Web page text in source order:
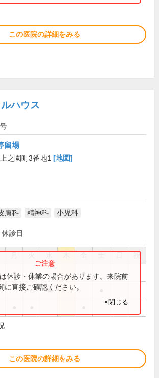
この医院の詳細をみる
ハウス
留場
之園町3番地1 [地図]
膚科 精神科 小児科
診日
祝
● ● ●
●
休診・休業の場合があります。来院前
に直接ご確認ください。
×閉じる
この医院の詳細をみる